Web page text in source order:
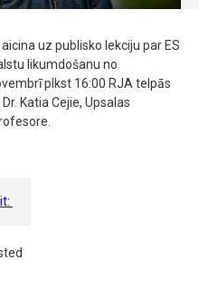
uz publisko lekciju par ES
likumdošanu no
plkst 16:00 RJA telpās
Katia Cejie, Upsalas